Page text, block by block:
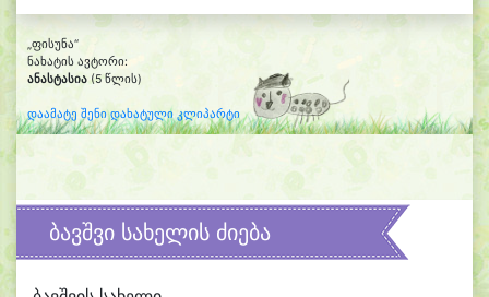
„ფისუნა“
ნახატის ავტორი:
ანასტასია(5 წლის)
დაამატე შენი დახატული კლიპარტი
ბავშვი სახელის ძიება